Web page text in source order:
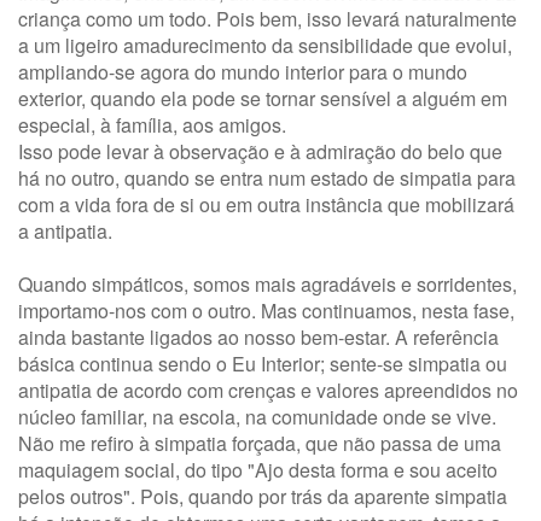
criança como um todo. Pois bem, isso levará naturalmente
a um ligeiro amadurecimento da sensibilidade que evolui,
ampliando-se agora do mundo interior para o mundo
exterior, quando ela pode se tornar sensível a alguém em
especial, à família, aos amigos.
Isso pode levar à observação e à admiração do belo que
há no outro, quando se entra num estado de simpatia para
com a vida fora de si ou em outra instância que mobilizará
a antipatia.
Quando simpáticos, somos mais agradáveis e sorridentes,
importamo-nos com o outro. Mas continuamos, nesta fase,
ainda bastante ligados ao nosso bem-estar. A referência
básica continua sendo o Eu Interior; sente-se simpatia ou
antipatia de acordo com crenças e valores apreendidos no
núcleo familiar, na escola, na comunidade onde se vive.
Não me refiro à simpatia forçada, que não passa de uma
maquiagem social, do tipo "Ajo desta forma e sou aceito
pelos outros". Pois, quando por trás da aparente simpatia